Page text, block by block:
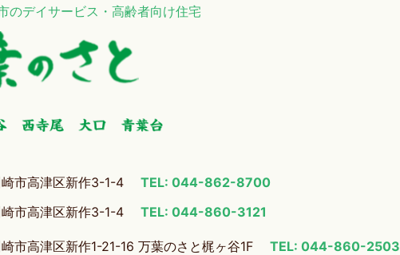
のデイサービス・高齢者向け住宅
崎市高津区新作3-1-4
TEL: 044-862-8700
崎市高津区新作3-1-4
TEL: 044-860-3121
市高津区新作1-21-16 万葉のさと梶ヶ谷1F
TEL: 044-860-2503